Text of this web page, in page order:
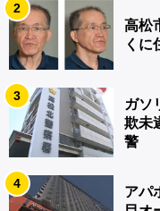
2
高松
くに
3
ガソ
欺未
警
4
アパ